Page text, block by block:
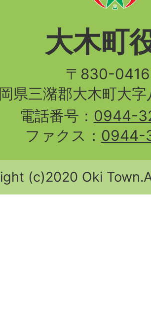
大木町
〒830-
県三潴郡大木町大
電話番号： 0944-
ファクス： 0944-
(c)2020 Oki